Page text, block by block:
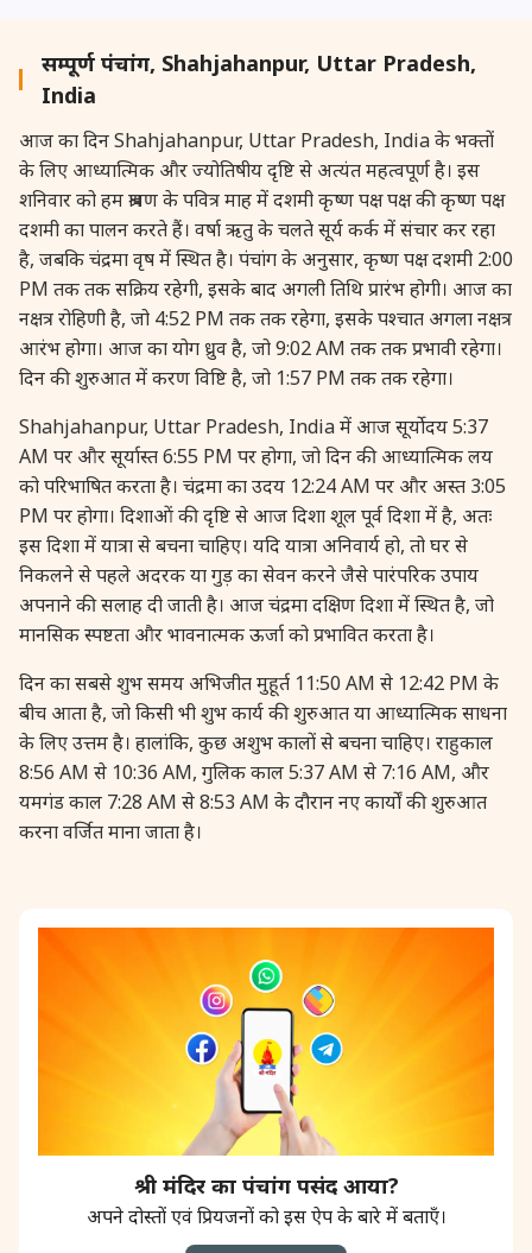
सम्पूर्ण पंचांग, Shahjahanpur, Uttar Pradesh,
India
आज का दिन Shahjahanpur, Uttar Pradesh, India के भक्तों
के लिए आध्यात्मिक और ज्योतिषीय दृष्टि से अत्यंत महत्वपूर्ण है। इस
शनिवार को हम श्रावण के पवित्र माह में दशमी कृष्ण पक्ष पक्ष की कृष्ण पक्ष
दशमी का पालन करते हैं। वर्षा ऋतु के चलते सूर्य कर्क में संचार कर रहा
है, जबकि चंद्रमा वृष में स्थित है। पंचांग के अनुसार, कृष्ण पक्ष दशमी 2:00
PM तक तक सक्रिय रहेगी, इसके बाद अगली तिथि प्रारंभ होगी। आज का
नक्षत्र रोहिणी है, जो 4:52 PM तक तक रहेगा, इसके पश्चात अगला नक्षत्र
आरंभ होगा। आज का योग ध्रुव है, जो 9:02 AM तक तक प्रभावी रहेगा।
दिन की शुरुआत में करण विष्टि है, जो 1:57 PM तक तक रहेगा।
Shahjahanpur, Uttar Pradesh, India में आज सूर्योदय 5:37
AM पर और सूर्यास्त 6:55 PM पर होगा, जो दिन की आध्यात्मिक लय
को परिभाषित करता है। चंद्रमा का उदय 12:24 AM पर और अस्त 3:05
PM पर होगा। दिशाओं की दृष्टि से आज दिशा शूल पूर्व दिशा में है, अतः
इस दिशा में यात्रा से बचना चाहिए। यदि यात्रा अनिवार्य हो, तो घर से
निकलने से पहले अदरक या गुड़ का सेवन करने जैसे पारंपरिक उपाय
अपनाने की सलाह दी जाती है। आज चंद्रमा दक्षिण दिशा में स्थित है, जो
मानसिक स्पष्टता और भावनात्मक ऊर्जा को प्रभावित करता है।
दिन का सबसे शुभ समय अभिजीत मुहूर्त 11:50 AM से 12:42 PM के
बीच आता है, जो किसी भी शुभ कार्य की शुरुआत या आध्यात्मिक साधना
के लिए उत्तम है। हालांकि, कुछ अशुभ कालों से बचना चाहिए। राहुकाल
8:56 AM से 10:36 AM, गुलिक काल 5:37 AM से 7:16 AM, और
यमगंड काल 7:28 AM से 8:53 AM के दौरान नए कार्यों की शुरुआत
करना वर्जित माना जाता है।
श्री मंदिर का पंचांग पसंद आया?
अपने दोस्तों एवं प्रियजनों को इस ऐप के बारे में बताएँ।